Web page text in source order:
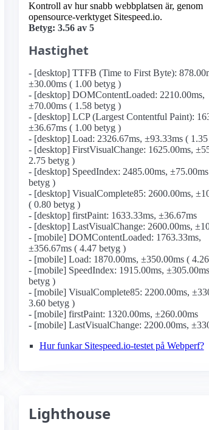
Kontroll av hur snabb webbplatsen är, genom
opensource-verktyget Sitespeed.io.
Betyg: 3.56 av 5
Hastighet
- [desktop] TTFB (Time to First Byte):
±30.00ms ( 1.00 betyg )
- [desktop] DOMContentLoaded: 2210.00ms,
±70.00ms ( 1.58 betyg )
- [desktop] LCP (Largest Contentful Paint):
±36.67ms ( 1.00 betyg )
- [desktop] Load: 2326.67ms, ±93.33ms (
- [desktop] FirstVisualChange: 1625.00ms,
2.75 betyg )
- [desktop] SpeedIndex: 2485.00ms,
betyg )
- [desktop] VisualComplete85: 2600.00ms,
( 0.80 betyg )
- [desktop] firstPaint: 1633.33ms, ±36.67ms
- [desktop] LastVisualChange: 2600.00ms,
- [mobile] DOMContentLoaded: 1763.33ms,
±356.67ms ( 4.47 betyg )
- [mobile] Load: 1870.00ms, ±350.00ms (
- [mobile] SpeedIndex: 1915.00ms,
betyg )
- [mobile] VisualComplete85: 2200.00ms,
3.60 betyg )
- [mobile] firstPaint: 1320.00ms, ±260.00ms
- [mobile] LastVisualChange: 2200.00ms,
Hur funkar Sitespeed.io-testet på Webperf?
Lighthouse